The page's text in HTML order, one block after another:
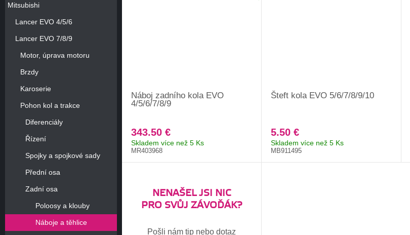
Mitsubishi
Lancer EVO 4/5/6
Lancer EVO 7/8/9
Motor, úprava motoru
Brzdy
Karoserie
Pohon kol a trakce
Diferenciály
Řízení
Spojky a spojkové sady
Přední osa
Zadní osa
Poloosy a klouby
Náboje a těhlice
Náboj zadního kola EVO
4/5/6/7/8/9
343.50 €
Skladem více než 5 Ks
MR403968
Šteft kola EVO 5/6/7/8/9/10
5.50 €
Skladem více než 5 Ks
MB911495
NENAŠEL JSI NIC
PRO SVŮJ ZÁVOĎÁK?
Pošli nám tip nebo dotaz